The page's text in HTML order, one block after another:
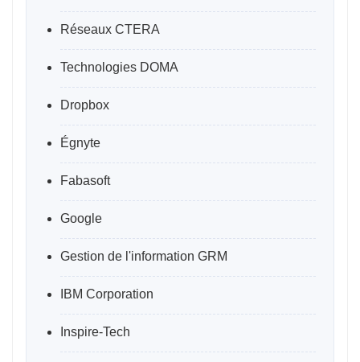
Réseaux CTERA
Technologies DOMA
Dropbox
Égnyte
Fabasoft
Google
Gestion de l'information GRM
IBM Corporation
Inspire-Tech